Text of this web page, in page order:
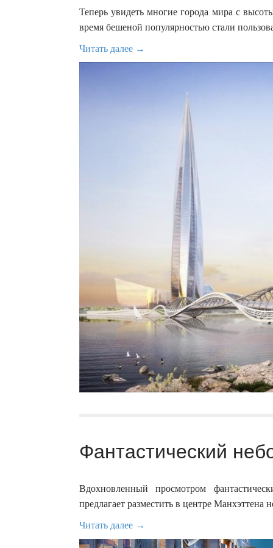
Теперь увидеть многие города мира с
время бешеной популярностью стали
Читать далее →
Фантастический
Вдохновленный просмотром
предлагает разместить в центре Манхэттена
Читать далее →